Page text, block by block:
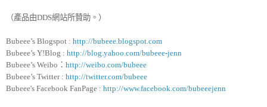
（產品由DDS網站所贊助。）
Bubeee’s Blogspot : http://bubeee.blogspot.com
Bubeee’s Y!Blog : http://blog.yahoo.com/bubeee-jenn
Bubeee’s Weibo ： http://weibo.com/bubeee
Bubeee’s Twitter : http://twitter.com/bubeee
Bubeee's Facebook FanPage : http://www.facebook.com/bubeeejenn